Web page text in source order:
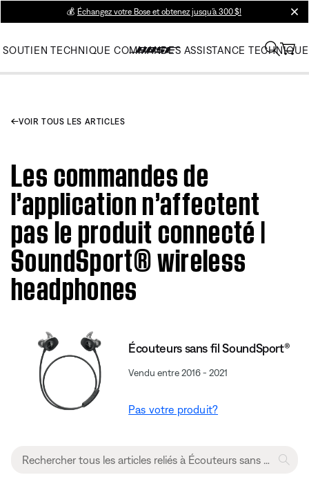
💰 Échangez votre Bose et obtenez jusqu’à 300 $!
SOUTIEN TECHNIQUE COMMANDES ASSISTANCE TECHNIQUE
VOIR TOUS LES ARTICLES
Les commandes de
l’application n’affectent
pas le produit connecté |
SoundSport® wireless
headphones
Écouteurs sans fil SoundSport®
Vendu entre 2016 - 2021
Pas votre produit?